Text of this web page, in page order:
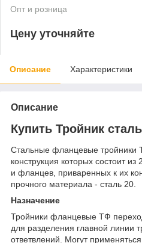
Опт и розница
Цену уточняйте
Описание Характеристики
Описание
Купить Тройник
Стальные фланцевые
конструкция которых состоит
и фланцев, приваренных к их
прочного материала - сталь 20.
Назначение
Тройники фланцевые ТФ
для разделения главной линии
ответвлений. Могут